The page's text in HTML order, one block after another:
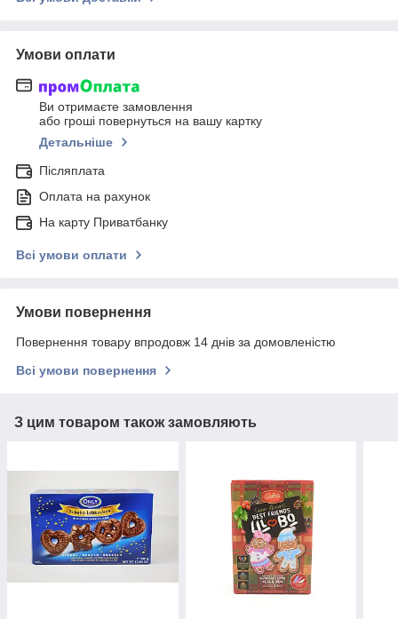
Умови оплати
Ви отримаєте замовлення
або гроші повернуться на вашу картку
Детальніше
Післяплата
Оплата на рахунок
На карту Приватбанку
Всі умови оплати
Умови повернення
Повернення товару впродовж 14 днів за домовленістю
Всі умови повернення
З цим товаром також замовляють